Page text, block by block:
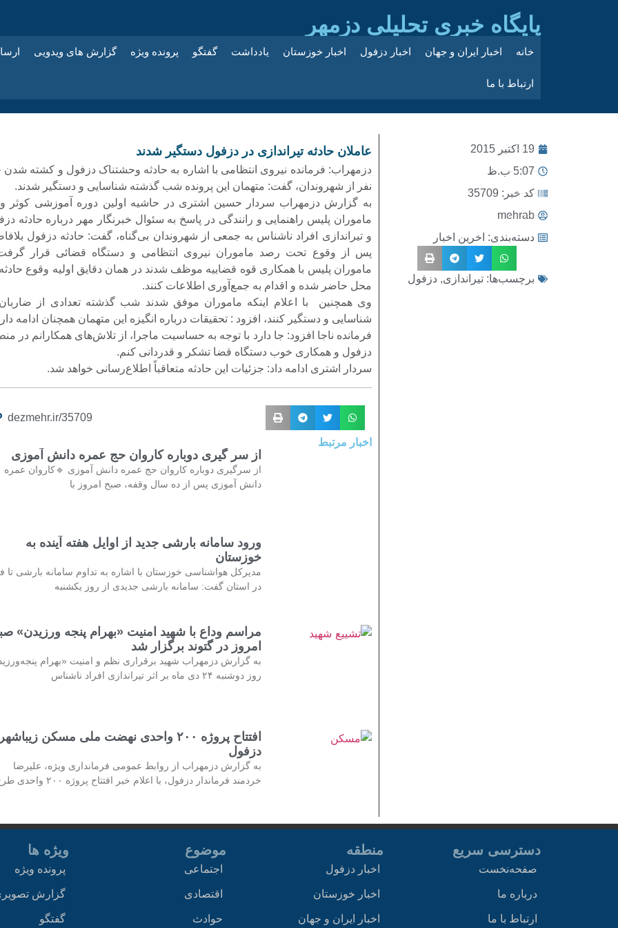
پایگاه خبری تحلیلی دزمهر
خانه اخبار ایران و جهان اخبار دزفول اخبار خوزستان یادداشت گفتگو پرونده ویژه گزارش های ویدویی
ارتباط با ما
19 اکتبر 2015
5:07 ب.ظ
کد خبر: 35709
mehrab
دسته‌بندی: اخرین اخبار
برچسب‌ها: تیراندازی, دزفول
عاملان حادثه تیراندازی در دزفول دستگیر شدند
دزمهراب: فرمانده نیروی انتظامی با اشاره به حادثه وحشتناک دزفول و کشته شدن
نفر از شهروندان، گفت: متهمان این پرونده شب گذشته شناسایی و دستگیر شدند.
به گزارش دزمهراب سردار حسین اشتری در حاشیه اولین دوره آموزشی کوثر
ماموران پلیس راهنمایی و رانندگی در پاسخ به سئوال خبرنگار مهر درباره حادثه
و تیراندازی افراد ناشناس به جمعی از شهروندان بی‌گناه، گفت: حادثه دزفول
پس از وقوع تحت رصد ماموران نیروی انتظامی و دستگاه قضائی قرار
ماموران پلیس با همکاری قوه قضاییه موظف شدند در همان دقایق اولیه وقوع حادثه
محل حاضر شده و اقدام به جمع‌آوری اطلاعات کنند.
وی همچنین با اعلام اینکه ماموران موفق شدند شب گذشته تعدادی از ضاربان
شناسایی و دستگیر کنند، افزود : تحقیقات درباره انگیزه این متهمان همچنان ادامه
فرمانده ناجا افزود: جا دارد با توجه به حساسیت ماجرا، از تلاش‌های همکارانم در
دزفول و همکاری خوب دستگاه قضا تشکر و قدردانی کنم.
سردار اشتری ادامه داد: جزئیات این حادثه متعاقباً اطلاع‌رسانی خواهد شد.
dezmehr.ir/35709
اخبار مرتبط
از سر گیری دوباره کاروان حج عمره دانش آموزی
از سرگیری دوباره کاروان حج عمره دانش آموزی 🔹کاروان عمره
دانش آموزی پس از ده سال وقفه، صبح امروز با
ورود سامانه بارشی جدید از اوایل هفته آینده به
خوزستان
مدیرکل هواشناسی خوزستان با اشاره به تداوم سامانه بارشی تا
در استان گفت: سامانه بارشی جدیدی از روز یکشنبه
مراسم وداع با شهید امنیت «بهرام پنجه ورزیدن»
امروز در گتوند برگزار شد
به گزارش دزمهراب شهید برقراری نظم و امنیت «بهرام
روز دوشنبه ۲۴ دی ماه بر اثر تیراندازی افراد ناشناس
افتتاح پروژه ۲۰۰ واحدی نهضت ملی مسکن زیباشهر
دزفول
به گزارش دزمهراب از روابط عمومی فرمانداری ویژه، علیرضا
خردمند فرماندار دزفول، با اعلام خبر افتتاح پروژه ۲۰۰ واحدی طرح
دسترسی سریع
صفحه‌نخست
درباره ما
ارتباط با ما
منطقه
اخبار دزفول
اخبار خوزستان
اخبار ایران و جهان
موضوع
اجتماعی
اقتصادی
حوادث
ویژه ها
پرونده ویژه
گزارش
گفتگو